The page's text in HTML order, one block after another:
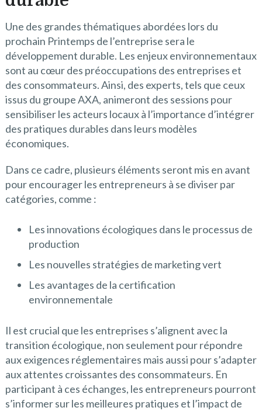
Une des grandes thématiques abordées lors du
prochain Printemps de l’entreprise sera le
développement durable. Les enjeux environnementaux
sont au cœur des préoccupations des entreprises et
des consommateurs. Ainsi, des experts, tels que ceux
issus du groupe AXA, animeront des sessions pour
sensibiliser les acteurs locaux à l’importance d’intégrer
des pratiques durables dans leurs modèles
économiques.
Dans ce cadre, plusieurs éléments seront mis en avant
pour encourager les entrepreneurs à se diviser par
catégories, comme :
Les innovations écologiques dans le processus de
production
Les nouvelles stratégies de marketing vert
Les avantages de la certification
environnementale
Il est crucial que les entreprises s’alignent avec la
transition écologique, non seulement pour répondre
aux exigences réglementaires mais aussi pour s’adapter
aux attentes croissantes des consommateurs. En
participant à ces échanges, les entrepreneurs pourront
s’informer sur les meilleures pratiques et l’impact de